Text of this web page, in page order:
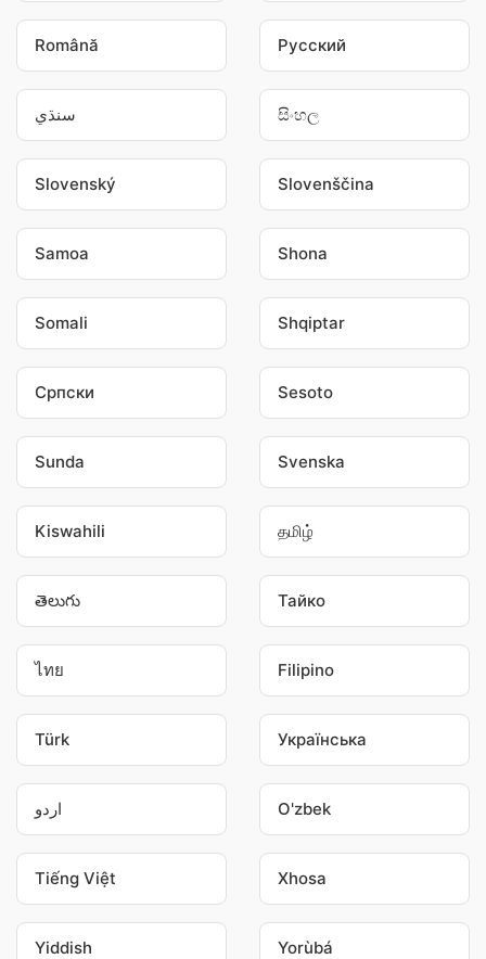
Română Pусский
سنڌي සිංහල
Slovenský Slovenščina
Samoa Shona
Somali Shqiptar
Српски Sesoto
Sunda Svenska
Kiswahili தமிழ்
తెలుగు Тайко
ไทย Filipino
Türk Українська
اردو O'zbek
Tiếng Việt Xhosa
Yiddish Yorùbá